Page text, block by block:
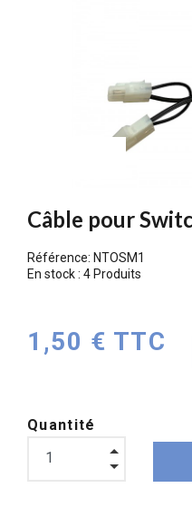
Câble pour
Référence: NTOSM1
En stock : 4 Produits
1,50 € TTC
Quantité